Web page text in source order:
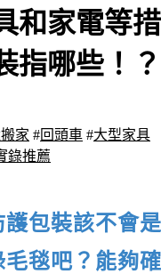
和家電等措
指哪些！？
家 #回頭車 #大型家具
錄推薦
包裝該不會是
毯吧？能夠確